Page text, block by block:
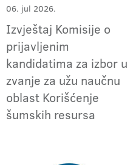
06. jul 2026.
Izvještaj Komisije o
prijavljenim
kandidatima za izbor u
zvanje za užu naučnu
oblast Korišćenje
šumskih resursa